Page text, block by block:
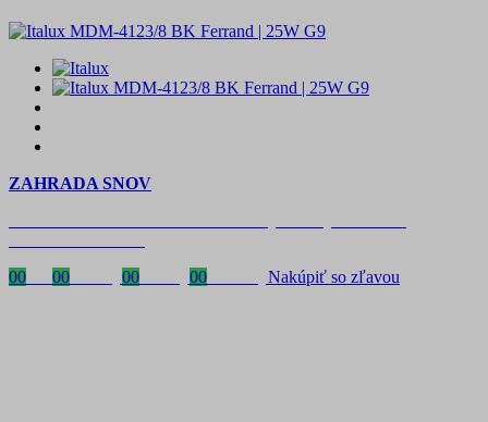
ZAHRADA SNOV
00
00 00 00 Nakúpiť so zľavou